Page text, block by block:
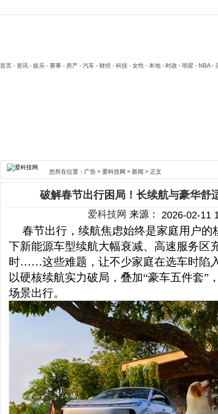
首页 - 资讯 - 娱乐 - 赛事 - 房产 - 汽车 - 财经 - 科技 - 女性 - 本地 - 时政 - 明星 - NBA
您所在位置： 广告 > 爱科技网 > 新闻 > 正文
破解春节出行困局！长续航与豪华舒
爱科技网 来源： 2026-02-11
春节出行，续航焦虑始终是家庭用户的
下新能源车型续航大幅衰减、高速服务区
时……这些难题，让不少家庭在选车时陷
以硬核续航实力破局，叠加“豪车五件套”
场景出行。